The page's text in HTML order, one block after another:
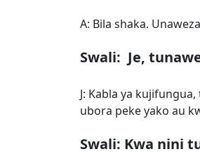
A: Bila shaka.
Swali: Je,
J: Kabla ya
ubora peke yako au
Swali: Kwa nini